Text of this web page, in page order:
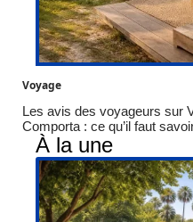
Voyage
Les avis des voyageurs sur
Comporta : ce qu’il faut
À la une